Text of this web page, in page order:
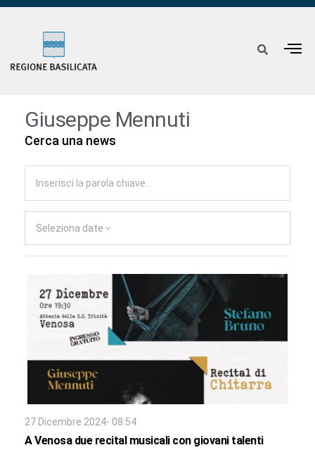
Giuseppe Mennuti
Cerca una news
Seleziona date
27 Dicembre 2024- 08:54
A Venosa due recital musicali con giovani talenti